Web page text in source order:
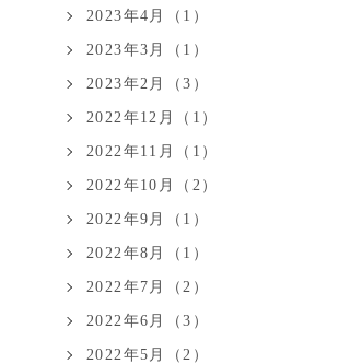
2023年4月（1）
2023年3月（1）
2023年2月（3）
2022年12月（1）
2022年11月（1）
2022年10月（2）
2022年9月（1）
2022年8月（1）
2022年7月（2）
2022年6月（3）
2022年5月（2）